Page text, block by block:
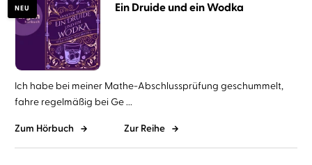
NEU Ein Druide und ein Wodka
Ich habe bei meiner Mathe-Abschlussprüfung geschummelt,
fahre regelmäßig bei Ge ...
Zum Hörbuch Zur Reihe